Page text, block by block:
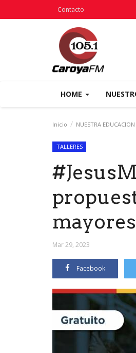
Contacto
HOME
Inicio NUESTRA EDUCACION
TALLERES
mayores
Mar 29, 2023
Facebook